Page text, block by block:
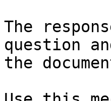
The
question
the